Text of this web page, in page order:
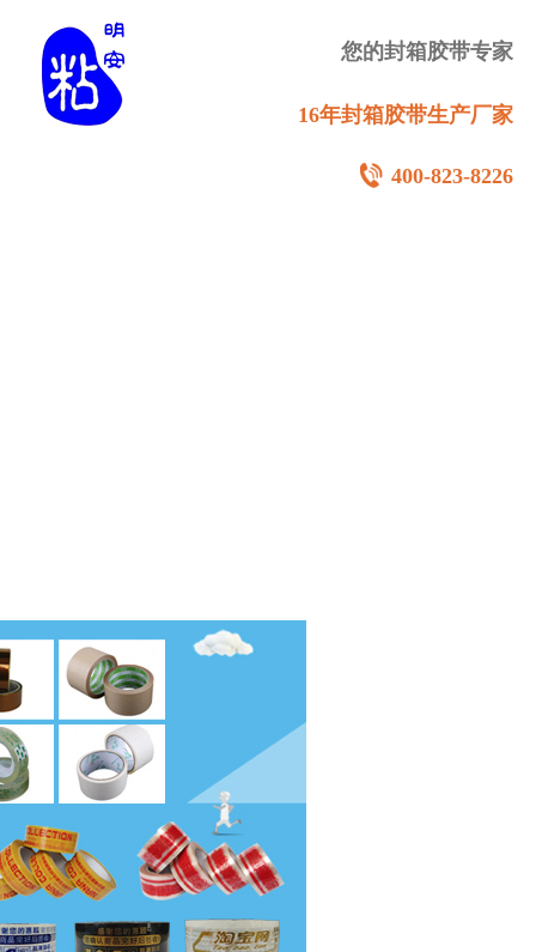
您的封箱胶带专家
16年封箱胶带生产厂家
400-823-8226